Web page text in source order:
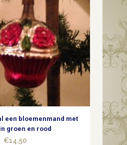
een bloemenmand met
groen en rood
€14,50